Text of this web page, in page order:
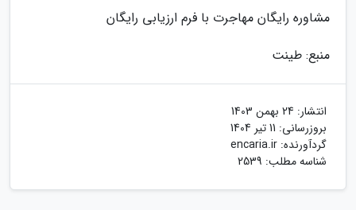
مشاوره رایگان مهاجرت با فرم ارزیابی رایگان
منبع: طینت
انتشار: 24 بهمن 1403
بروزرسانی: 11 تیر 1404
گردآورنده: encaria.ir
شناسه مطلب: 2539